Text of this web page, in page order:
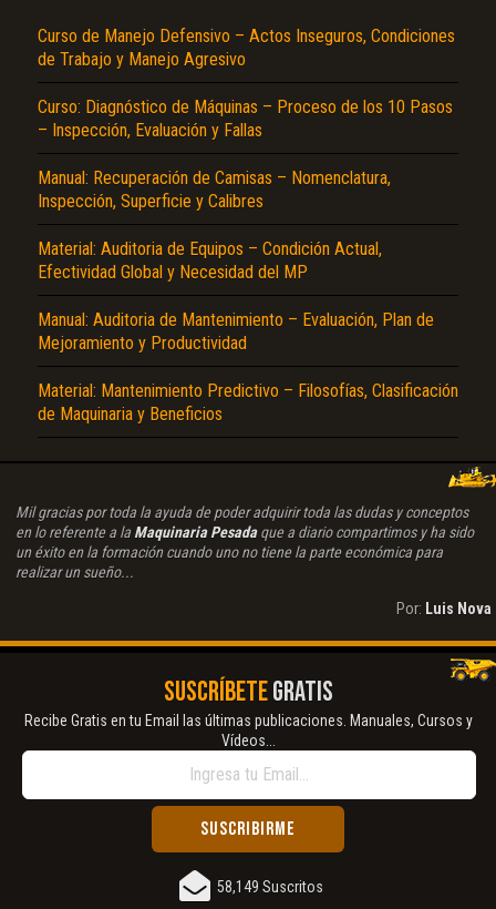
Curso de Manejo Defensivo – Actos Inseguros, Condiciones
de Trabajo y Manejo Agresivo
Curso: Diagnóstico de Máquinas – Proceso de los 10 Pasos
– Inspección, Evaluación y Fallas
Manual: Recuperación de Camisas – Nomenclatura,
Inspección, Superficie y Calibres
Material: Auditoria de Equipos – Condición Actual,
Efectividad Global y Necesidad del MP
Manual: Auditoria de Mantenimiento – Evaluación, Plan de
Mejoramiento y Productividad
Material: Mantenimiento Predictivo – Filosofías, Clasificación
de Maquinaria y Beneficios
Mil gracias por toda la ayuda de poder adquirir toda las dudas y conceptos
en lo referente a la Maquinaria Pesadaque a diario compartimos y ha sido
un éxito en la formación cuando uno no tiene la parte económica para
realizar un sueño...
Por: Luis Nova
SUSCRÍBETEGRATIS
Recibe Gratis en tu Email las últimas publicaciones. Manuales, Cursos y
Vídeos...
58,149 Suscritos